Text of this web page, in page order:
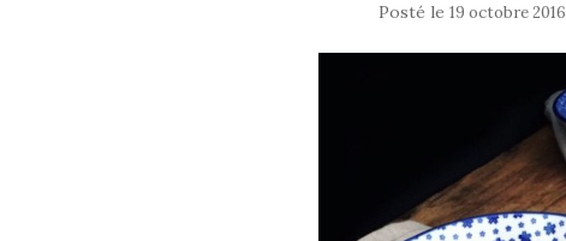
Posté le 19 octobre 2016